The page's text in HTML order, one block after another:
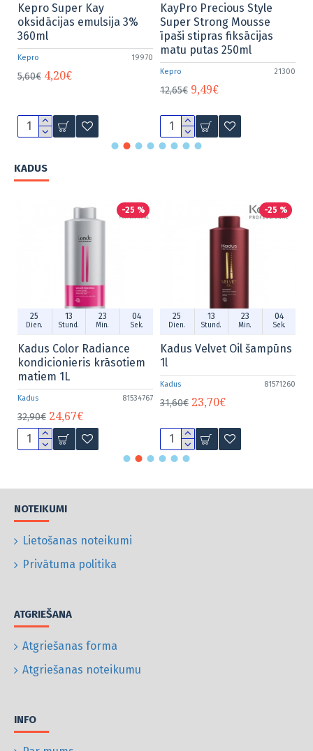
Kepro 19970
Kepro Super Kay
oksidācijas emulsija 3%
360ml
5,60€ 4,20€ Kepro 21300
KayPro Precious Style
Super Strong Mousse
īpaši stipras fiksācijas
matu putas 250ml
12,65€ 9,49€
KADUS
-25 %
25
Dien.
13
Stund.
23
Min.
04
Sek.
Kadus 81534767
Kadus Color Radiance
kondicionieris krāsotiem
matiem 1L
32,90€ 24,67€
-25 %
25
Dien.
13
Stund.
23
Min.
04
Sek.
Kadus 81571260
Kadus Velvet Oil šampūns
1l
31,60€ 23,70€
NOTEIKUMI
Lietošanas noteikumi
Privātuma politika
ATGRIEŠANA
Atgriešanas forma
Atgriešanas noteikumu
INFO